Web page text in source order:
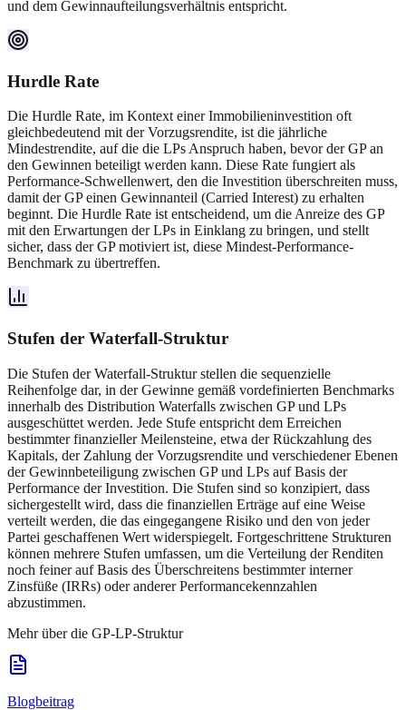
und dem Gewinnaufteilungsverhältnis entspricht.
Hurdle Rate
Die Hurdle Rate, im Kontext einer Immobilieninvestition oft
gleichbedeutend mit der Vorzugsrendite, ist die jährliche
Mindestrendite, auf die die LPs Anspruch haben, bevor der GP an
den Gewinnen beteiligt werden kann. Diese Rate fungiert als
Performance-Schwellenwert, den die Investition überschreiten muss,
damit der GP einen Gewinnanteil (Carried Interest) zu erhalten
beginnt. Die Hurdle Rate ist entscheidend, um die Anreize des GP
mit den Erwartungen der LPs in Einklang zu bringen, und stellt
sicher, dass der GP motiviert ist, diese Mindest-Performance-
Benchmark zu übertreffen.
Stufen der Waterfall-Struktur
Die Stufen der Waterfall-Struktur stellen die sequenzielle
Reihenfolge dar, in der Gewinne gemäß vordefinierten Benchmarks
innerhalb des Distribution Waterfalls zwischen GP und LPs
ausgeschüttet werden. Jede Stufe entspricht dem Erreichen
bestimmter finanzieller Meilensteine, etwa der Rückzahlung des
Kapitals, der Zahlung der Vorzugsrendite und verschiedener Ebenen
der Gewinnbeteiligung zwischen GP und LPs auf Basis der
Performance der Investition. Die Stufen sind so konzipiert, dass
sichergestellt wird, dass die finanziellen Erträge auf eine Weise
verteilt werden, die das eingegangene Risiko und den von jeder
Partei geschaffenen Wert widerspiegelt. Fortgeschrittene Strukturen
können mehrere Stufen umfassen, um die Verteilung der Renditen
noch feiner auf Basis des Überschreitens bestimmter interner
Zinsfüße (IRRs) oder anderer Performancekennzahlen
abzustimmen.
Mehr über die GP-LP-Struktur
Blogbeitrag